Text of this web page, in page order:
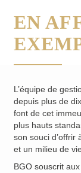
EN
L’équipe de
depuis plus de
font de cet
plus hauts
son souci d’offrir
et un milieu de
BGO souscrit